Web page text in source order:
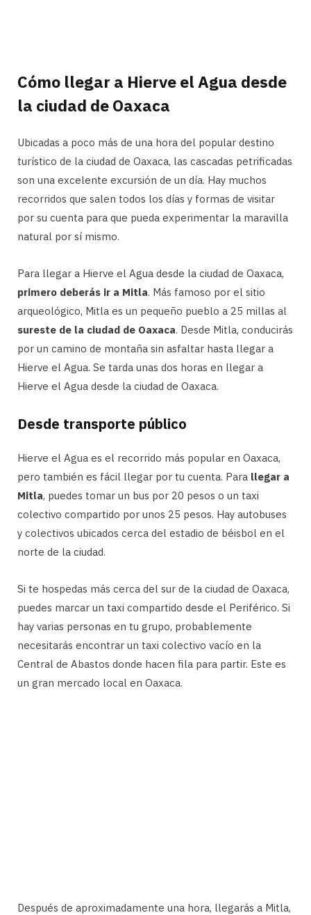
Cómo llegar a Hierve el Agua desde
la ciudad de Oaxaca
Ubicadas a poco más de una hora del popular destino
turístico de la ciudad de Oaxaca, las cascadas petrificadas
son una excelente excursión de un día. Hay muchos
recorridos que salen todos los días y formas de visitar
por su cuenta para que pueda experimentar la maravilla
natural por sí mismo.
Para llegar a Hierve el Agua desde la ciudad de Oaxaca,
primero deberás ir a Mitla. Más famoso por el sitio
arqueológico, Mitla es un pequeño pueblo a 25 millas al
sureste de la ciudad de Oaxaca. Desde Mitla, conducirás
por un camino de montaña sin asfaltar hasta llegar a
Hierve el Agua. Se tarda unas dos horas en llegar a
Hierve el Agua desde la ciudad de Oaxaca.
Desde transporte público
Hierve el Agua es el recorrido más popular en Oaxaca,
pero también es fácil llegar por tu cuenta. Para llegar a
Mitla, puedes tomar un bus por 20 pesos o un taxi
colectivo compartido por unos 25 pesos. Hay autobuses
y colectivos ubicados cerca del estadio de béisbol en el
norte de la ciudad.
Si te hospedas más cerca del sur de la ciudad de Oaxaca,
puedes marcar un taxi compartido desde el Periférico. Si
hay varias personas en tu grupo, probablemente
necesitarás encontrar un taxi colectivo vacío en la
Central de Abastos donde hacen fila para partir. Este es
un gran mercado local en Oaxaca.
Después de aproximadamente una hora, llegarás a Mitla,